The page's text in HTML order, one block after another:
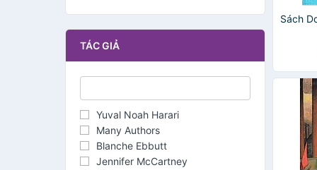
TÁC GIẢ
Yuval Noah Harari
Many Authors
Blanche Ebbutt
Jennifer McCartney
Sách